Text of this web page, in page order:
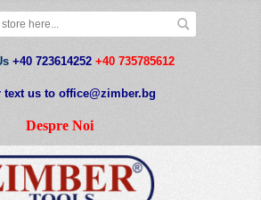
+40 723614252 +40 735785612
text us to office@zimber.bg
Despre Noi